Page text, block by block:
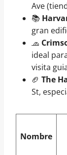
Ave
📚
gran
🧢
ideal
visita
🏈 The
St,
Nombre